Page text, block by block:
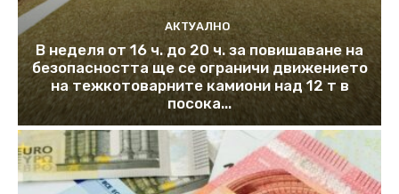
АКТУАЛНО
В неделя от 16 ч. до 20 ч. за повишаване на
безопасността ще се ограничи движението
на тежкотоварните камиони над 12 т в
посока...